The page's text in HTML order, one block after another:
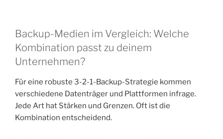
Backup-Medien im Vergleich: Welche
Kombination passt zu deinem
Unternehmen?
Für eine robuste 3-2-1-Backup-Strategie kommen
verschiedene Datenträger und Plattformen infrage.
Jede Art hat Stärken und Grenzen. Oft ist die
Kombination entscheidend.